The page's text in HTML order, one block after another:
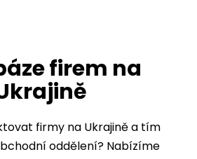
firem na
firmy na Ukrajině a tím
oddělení? Nabízíme